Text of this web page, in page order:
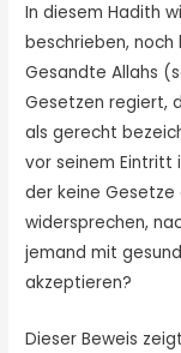
In diesem Hadith
beschrieben,
Gesandte Allahs
Gesetzen regiert,
als gerecht
vor seinem Eintritt
der keine Gesetze
widersprechen,
jemand mit
akzeptieren?
Dieser Beweis